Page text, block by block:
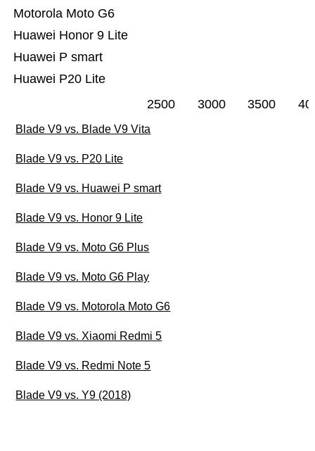
Huawei P20 Lite
Huawei P smart
Huawei Honor 9 Lite
Motorola Moto G6
2500 3000 3500
Blade V9 vs. Blade V9 Vita
Blade V9 vs. P20 Lite
Blade V9 vs. Huawei P smart
Blade V9 vs. Honor 9 Lite
Blade V9 vs. Moto G6 Plus
Blade V9 vs. Moto G6 Play
Blade V9 vs. Motorola Moto G6
Blade V9 vs. Xiaomi Redmi 5
Blade V9 vs. Redmi Note 5
Blade V9 vs. Y9 (2018)